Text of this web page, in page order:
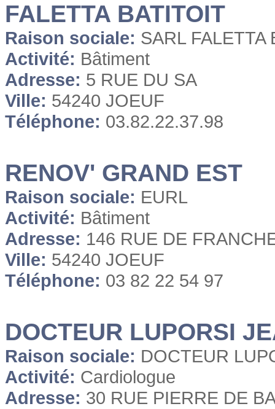
FALETTA BATITOIT
Raison sociale: SARL FALETTA
Activité: Bâtiment
Adresse: 5 RUE DU SA
Ville: 54240 JOEUF
Téléphone: 03.82.22.37.98
RENOV' GRAND EST
Raison sociale: EURL
Activité: Bâtiment
Adresse: 146 RUE DE
Ville: 54240 JOEUF
Téléphone: 03 82 22 54 97
DOCTEUR LUPORSI
Raison sociale: DOCTEUR
Activité: Cardiologue
Adresse: 30 RUE PIERRE DE